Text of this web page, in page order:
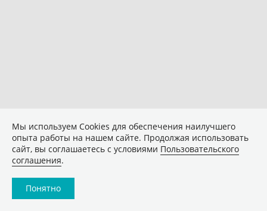
Мы используем Сookies для обеспечения наилучшего
опыта работы на нашем сайте. Продолжая использовать
сайт, вы соглашаетесь с условиями Пользовательского
соглашения.
Понятно